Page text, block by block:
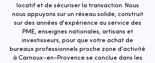
locatif et de sécuriser la transaction. ​Nous
nous appuyons sur un réseau solide, construit
sur des années d'expérience au service des
PME, enseignes nationales, artisans et
investisseurs, pour que votre achat de
bureaux professionnels proche zone d’activité
à Carnoux-en-Provence se conclue dans les